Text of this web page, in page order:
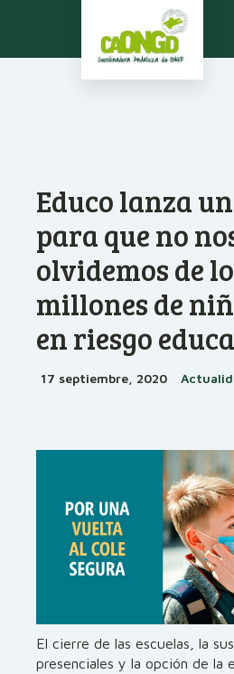
Educo lanza
para que no
olvidemos de
millones de
en riesgo
17 septiembre, 2020
El cierre de las escuelas, la
presenciales y la opción de la